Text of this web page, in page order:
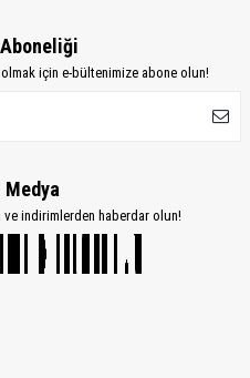
için e-bültenimize abone olun!
Medya
ve indirimlerden haberdar olun!